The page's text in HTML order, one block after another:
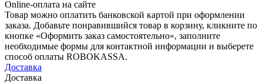
Online-оплата на сайте
Товар можно оплатить банковской картой при оформлении
заказа. Добавьте понравившийся товар в корзину, кликните по
кнопке «Оформить заказ самостоятельно», заполните
необходимые формы для контактной информации и выберете
способ оплаты ROBOKASSA.
Доставка
Доставка